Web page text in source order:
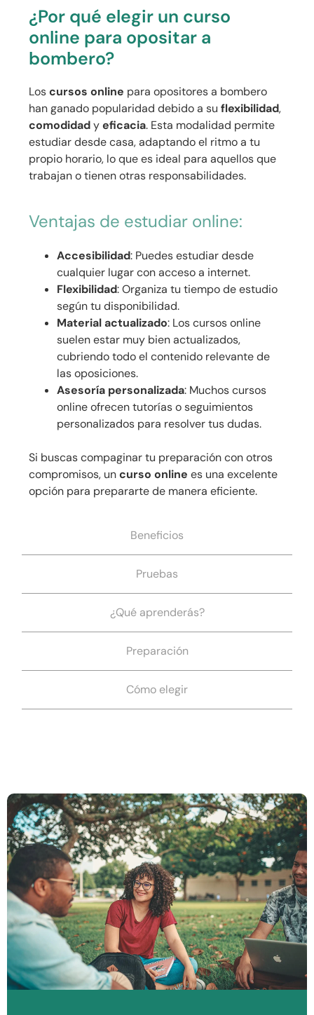
Beneficios
Pruebas
¿Qué aprenderás?
Preparación
Cómo elegir
¿Por qué elegir un curso
online para opositar a
bombero?
Loscursos online para opositores a bombero
han ganado popularidad debido a suflexibilidad,
comodidadyeficacia. Esta modalidad permite
estudiar desde casa, adaptando el ritmo a tu
propio horario, lo que es ideal para aquellos que
trabajan o tienen otras responsabilidades.
Ventajas de estudiar online:
Accesibilidad: Puedes estudiar desde
cualquier lugar con acceso a internet.
Flexibilidad: Organiza tu tiempo de estudio
según tu disponibilidad.
Material actualizado: Los cursos online
suelen estar muy bien actualizados,
cubriendo todo el contenido relevante de
las oposiciones.
Asesoría personalizada: Muchos cursos
online ofrecen tutorías o seguimientos
personalizados para resolver tus dudas.
Si buscas compaginar tu preparación con otros
compromisos, uncurso online es una excelente
opción para prepararte de manera eficiente.